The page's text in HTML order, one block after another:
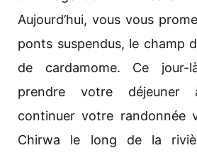
Aujourd’hui, vous vous
ponts suspendus, le champ
de cardamome. Ce jour-
prendre votre
continuer votre randonnée
Chirwa le long de la